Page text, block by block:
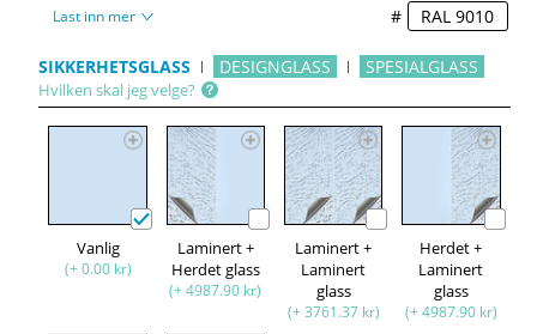
Last inn mer #
SIKKERHETSGLASS DESIGNGLASS SPESIALGLASS
Hvilken skal jeg velge?
Vanlig
(+ 0.00 kr)
Laminert +
Herdet glass
(+ 4987.90 kr)
Laminert +
Laminert
glass
(+ 3761.37 kr)
Herdet +
Laminert
glass
(+ 4987.90 kr)